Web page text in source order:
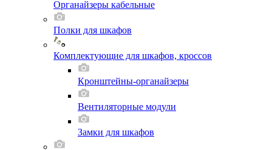
Органайзеры кабельные
Полки для шкафов
Комплектующие для шкафов, кроссов
Кронштейны-органайзеры
Вентиляторные модули
Замки для шкафов